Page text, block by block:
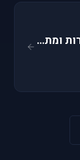
הצעות לשיפור / הערות ומתן פידבק